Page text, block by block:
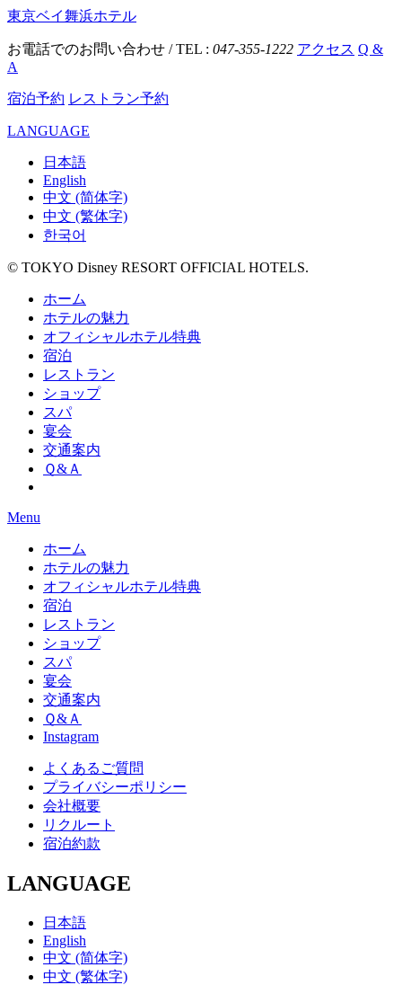
東京ベイ舞浜ホテル
お電話でのお問い合わせ / TEL : 047-355-1222 アクセス Q &
A
宿泊予約 レストラン予約
LANGUAGE
日本語
English
中文 (简体字)
中文 (繁体字)
한국어
© TOKYO Disney RESORT OFFICIAL HOTELS.
ホーム
ホテルの魅力
オフィシャルホテル特典
宿泊
レストラン
ショップ
スパ
宴会
交通案内
Ｑ&Ａ
Menu
ホーム
ホテルの魅力
オフィシャルホテル特典
宿泊
レストラン
ショップ
スパ
宴会
交通案内
Ｑ&Ａ
Instagram
よくあるご質問
プライバシーポリシー
会社概要
リクルート
宿泊約款
LANGUAGE
日本語
English
中文 (简体字)
中文 (繁体字)